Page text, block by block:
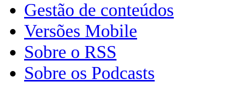
Gestão de conteúdos
Versões Mobile
Sobre o RSS
Sobre os Podcasts